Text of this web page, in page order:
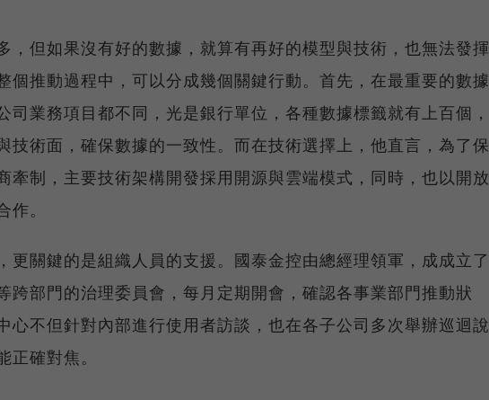
，但如果沒有好的數據，就算有再好的模型與技術，也無法發揮
個推動過程中，可以分成幾個關鍵行動。首先，在最重要的數據
司業務項目都不同，光是銀行單位，各種數據標籤就有上百個，
技術面，確保數據的一致性。而在技術選擇上，他直言，為了保
牽制，主要技術架構開發採用開源與雲端模式，同時，也以開放
。
更關鍵的是組織人員的支援。國泰金控由總經理領軍，成成立了
跨部門的治理委員會，每月定期開會，確認各事業部門推動狀
心不但針對內部進行使用者訪談，也在各子公司多次舉辦巡迴說
確對焦。